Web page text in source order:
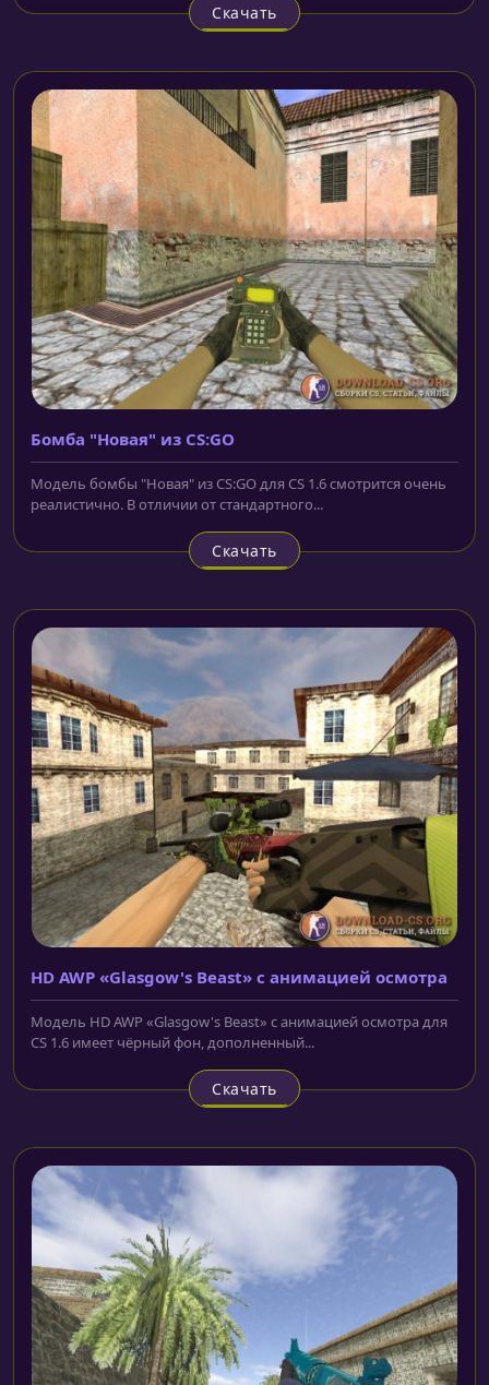
Скачать
Бомба "Новая" из CS:GO
Модель бомбы "Новая" из CS:GO для CS 1.6 смотрится очень
реалистично. В отличии от стандартного...
Скачать
HD AWP «Glasgow's Beast» с анимацией осмотра
Модель HD AWP «Glasgow's Beast» с анимацией осмотра для
CS 1.6 имеет чёрный фон, дополненный...
Скачать